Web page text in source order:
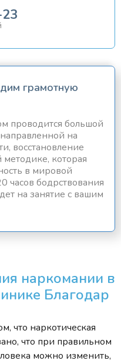
грамотную
проводится большой
на
восстановление
которая
в мировой
часов бодрствования
на занятие с вашим
наркомании в
Благодар
что наркотическая
что при правильном
можно изменить,